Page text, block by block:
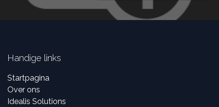
Handige links
Startpagina
Over ons
Idealis Solutions